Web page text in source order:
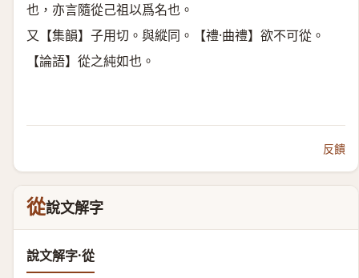
也，亦言隨從己祖以爲名也。
又【集韻】子用切。與縱同。【禮·曲禮】欲不可從。
【論語】從之純如也。
反饋
從說文解字
說文解字·從